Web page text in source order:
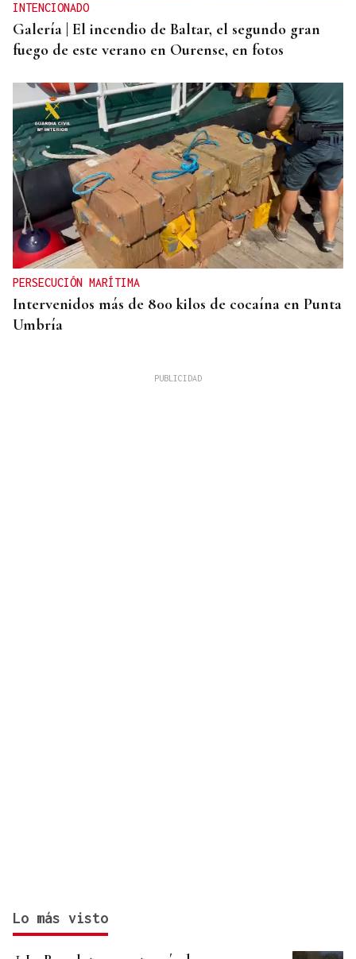
INTENCIONADO
Galería | El incendio de Baltar, el segundo gran
fuego de este verano en Ourense, en fotos
PERSECUCIÓN MARÍTIMA
Intervenidos más de 800 kilos de cocaína en Punta
Umbría
Lo más visto